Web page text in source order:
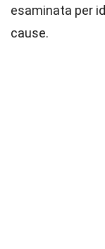
esaminata per
cause.